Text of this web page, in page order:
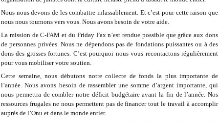
Nous nous devons de les combattre inlassablement. Et c’est pour cette raison que
nous nous tournons vers vous. Nous avons besoin de votre aide.
La mission de C-FAM et du Friday Fax n’est rendue possible que grâce aux dons
de personnes privées. Nous ne dépendons pas de fondations puissantes ou à des
dons des grosses fortunes. C’est pourquoi nous vous recontactons régulièrement
pour vous mobiliser votre soutien.
Cette semaine, nous débutons notre collecte de fonds la plus importante de
l’année. Nous avons besoin de rassembler une somme d’argent importante, qui
nous permettra de combler notre déficit budgétaire avant la fin de l’année. Nos
ressources frugales ne nous permettent pas de financer tout le travail à accomplir
auprès de l’Onu et dans le monde entier.